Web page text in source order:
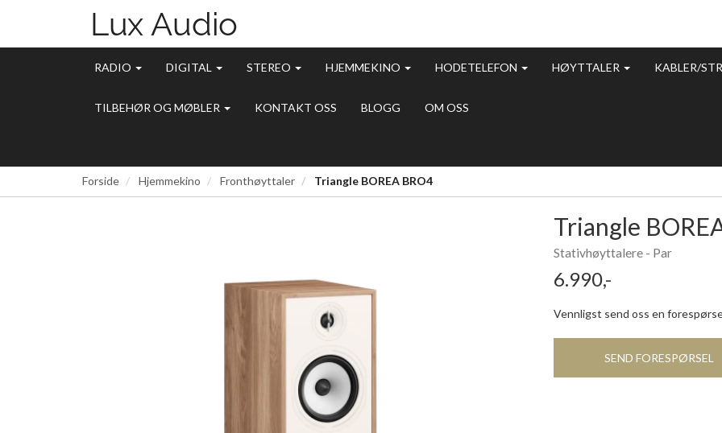
RADIO DIGITAL STEREO HJEMMEKINO HODETELEFON HØYTTALER KABLER/
TILBEHØR OG MØBLER KONTAKT OSS BLOGG OM OSS
Forside Hjemmekino Fronthøyttaler Triangle BOREA BRO4
Triangle
Stativhøyttalere - Par
6.990,-
Vennligst send oss en
SEND FORESPØRSEL